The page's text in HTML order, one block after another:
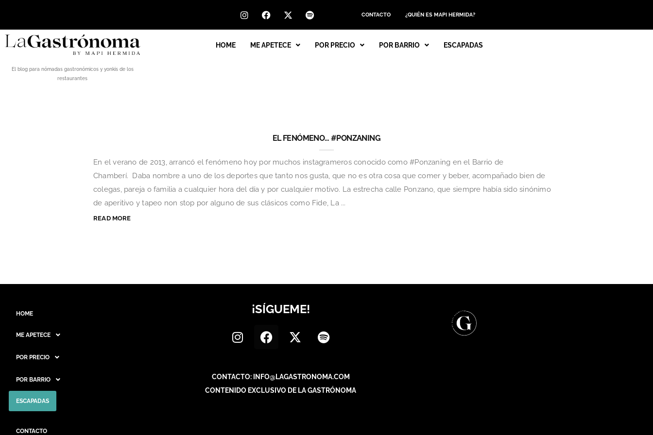
CONTACTO ¿QUIÉN ES MAPI HERMIDA?
El blog para nómadas gastronómicos y yonkis de los
restaurantes
HOME ME APETECE POR PRECIO POR BARRIO ESCAPADAS
EL FENÓMENO… #PONZANING
En el verano de 2013, arrancó el fenómeno hoy por muchos instagrameros conocido como #Ponzaning en el Barrio de
Chamberí. Daba nombre a uno de los deportes que tanto nos gusta, que no es otra cosa que comer y beber, acompañado bien de
colegas, pareja o familia a cualquier hora del día y por cualquier motivo. La estrecha calle Ponzano, que siempre había sido sinónimo
de aperitivo y tapeo non stop por alguno de sus clásicos como Fide, La ...
READ MORE
HOME
ME APETECE
POR PRECIO
POR BARRIO
ESCAPADAS
CONTACTO
¡SÍGUEME!
CONTACTO: INFO@LAGASTRONOMA.COM
CONTENIDO EXCLUSIVO DE LA GASTRÓNOMA